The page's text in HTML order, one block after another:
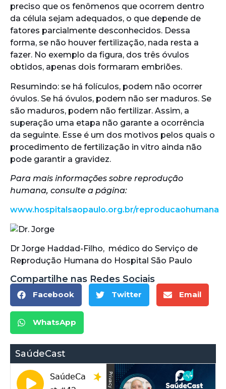
preciso que os fenômenos que ocorrem dentro
da célula sejam adequados, o que depende de
fatores parcialmente desconhecidos. Dessa
forma, se não houver fertilização, nada resta a
fazer. No exemplo da figura, dos três óvulos
obtidos, apenas dois formaram embriões.
Resumindo: se há folículos, podem não ocorrer
óvulos. Se há óvulos, podem não ser maduros. Se
são maduros, podem não fertilizar. Assim, a
superação uma etapa não garante a ocorrência
da seguinte. Esse é um dos motivos pelos quais o
procedimento de fertilização in vitro ainda não
pode garantir a gravidez.
Para mais informações sobre reprodução
humana, consulte a página:
www.hospitalsaopaulo.org.br/reproducaohumana
Dr Jorge Haddad-Filho, médico do Serviço de
Reprodução Humana do Hospital São Paulo
Compartilhe nas Redes Sociais
Facebook Twitter Email
WhatsApp
SaúdeCast